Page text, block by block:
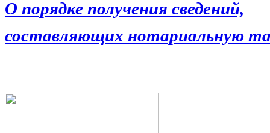
О порядке получения сведений,
составляющих нотариальную